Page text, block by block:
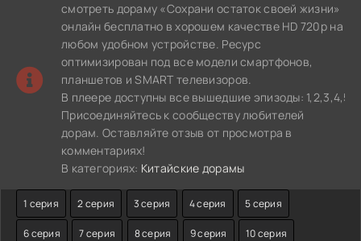
смотреть дораму «Сохрани остаток своей жизни»
онлайн бесплатно в хорошем качестве HD 720p на
любом удобном устройстве. Ресурс
оптимизирован под все модели смартфонов,
планшетов и SMART телевизоров.
В плеере доступны все вышедшие эпизоды:
Присоединяйтесь к сообществу любителей
дорам. Оставляйте отзыв от просмотра в
комментариях!
В категориях: Китайские дорамы
1 серия 2 серия 3 серия 4 серия 5 серия
6 серия 7 серия 8 серия 9 серия 10 серия